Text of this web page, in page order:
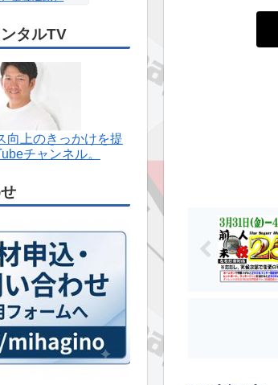
タルTV
向上のきっかけを提
チャンネル。